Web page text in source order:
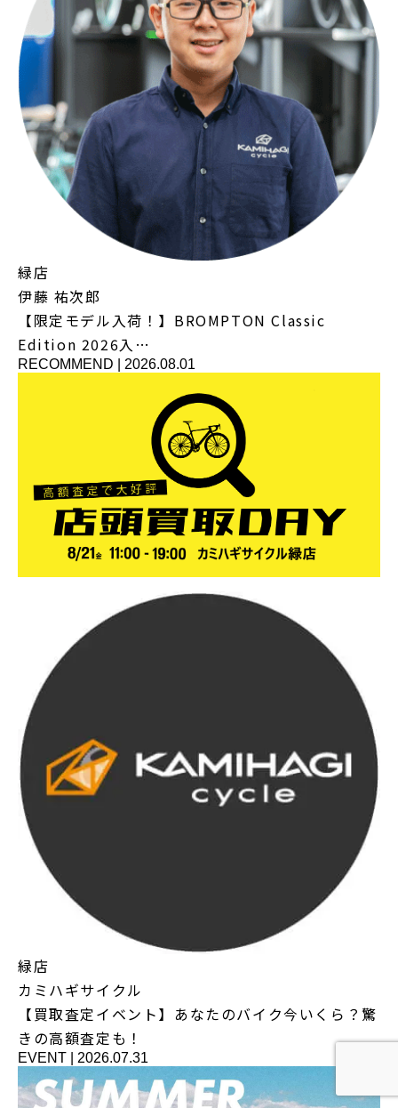
緑店
伊藤 祐次郎
【限定モデル入荷！】BROMPTON Classic
Edition 2026入…
RECOMMEND 2026.08.01
緑店
カミハギサイクル
【買取査定イベント】あなたのバイク今いくら？驚
きの高額査定も！
EVENT 2026.07.31